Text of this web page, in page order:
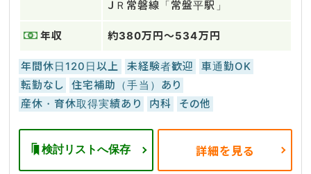
ＪＲ常磐線「常盤平駅」
年収 約380万円～534万円
年間休日120日以上 未経験者歓迎
車通勤OK
転勤なし
住宅補助（手当）あり
産休・育休取得実績あり
内科 その他
検討リストへ保存 詳細を見る